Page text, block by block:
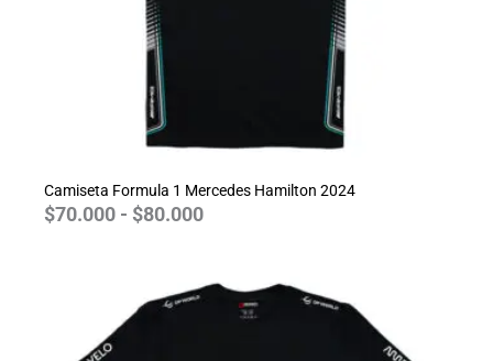
Camiseta Formula 1 Mercedes Hamilton 2024
$70.000 - $80.000